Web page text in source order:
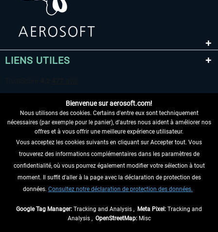
LIENS UTILES
RENONCER AU CONTRAT ICI
INFORMATIONS
NE MANQUEZ PAS LES DERNIÈRES
Bienvenue sur aerosoft.com!
Nous utilisons des cookies. Certains d'entre eux sont techniquement
nécessaires (par exemple pour le panier), d'autres nous aident à améliorer nos
offres et à vous offrir une meilleure expérience utilisateur.
Vous acceptez les cookies suivants en cliquant sur Accepter tout. Vous
trouverez des informations complémentaires dans les paramètres de
confidentialité, où vous pourrez également modifier votre sélection à tout
moment. Il suffit d'aller à la page avec la déclaration de protection des
données. Consultez notre déclaration de protection des données.
Google Tag Manager: Tracking and Analysis , Meta Pixel: Tracking and
Analysis , OpenStreetMap:Misc